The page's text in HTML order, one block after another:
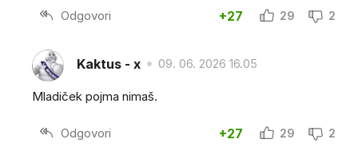
Odgovori +27 29 2
Kaktus - x 09. 06. 2026 16.05
Mladiček pojma nimaš.
Odgovori +27 29 2